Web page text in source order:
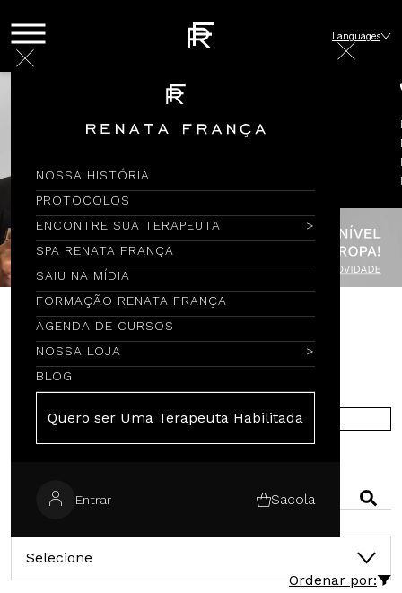
NOSSA HISTÓRIA
PROTOCOLOS
ENCONTRE SUA TERAPEUTA
SPA RENATA FRANÇA
SAIU NA MÍDIA
FORMAÇÃO RENATA FRANÇA
AGENDA DE CURSOS
NOSSA LOJA
BLOG
Quero ser Uma Terapeuta Habilitada
Entrar Sacola
Languages
Encontre por Nome
COMPRE NA EUROPA
Selecione
Ordenar por: